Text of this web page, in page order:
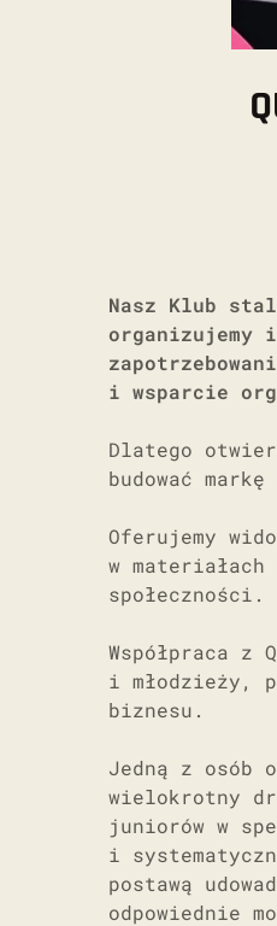
Nasz Klub
organizujemy
i wsparcie
Dlatego
budować
Oferujemy
w
społeczności.
Współpraca
i młodzieży,
biznesu.
Jedną z osób
wielokrotny
juniorów w
i
postawą
odpowiednie